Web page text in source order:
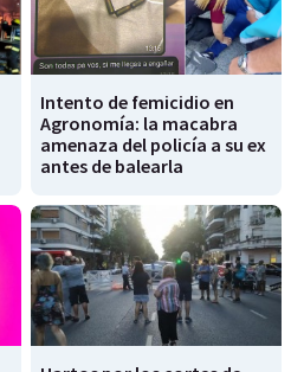
Intento de femicidio en
Agronomía: la macabra
amenaza del policía a su ex
antes de balearla